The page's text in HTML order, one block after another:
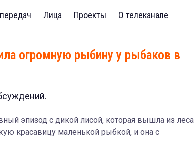
Лица Проекты О телеканале
огромную рыбину у рыбаков в
эпизод с дикой лисой, которая вышла из леса
красавицу маленькой рыбкой, и она с